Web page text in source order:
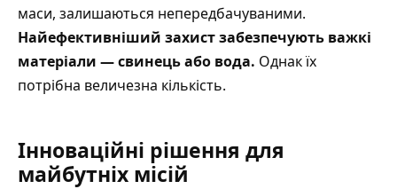
маси, залишаються непередбачуваними.
Найефективніший захист забезпечують важкі
матеріали — свинець або вода. Однак їх
потрібна величезна кількість.
Інноваційні рішення для
майбутніх місій